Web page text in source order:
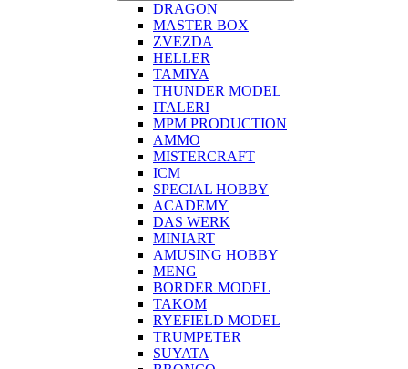
DRAGON
MASTER BOX
ZVEZDA
HELLER
TAMIYA
THUNDER MODEL
ITALERI
MPM PRODUCTION
AMMO
MISTERCRAFT
ICM
SPECIAL HOBBY
ACADEMY
DAS WERK
MINIART
AMUSING HOBBY
MENG
BORDER MODEL
TAKOM
RYEFIELD MODEL
TRUMPETER
SUYATA